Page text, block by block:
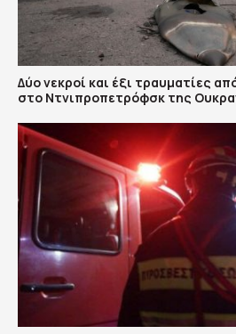
Δύο νεκροί και έξι τραυματίες
στο Ντνιπροπετρόφσκ της